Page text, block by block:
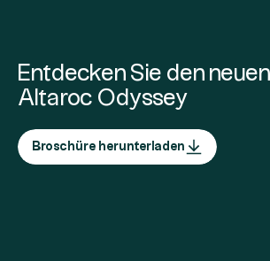
Entdecken Sie den
Altaroc Odyssey
Broschüre herunterladen